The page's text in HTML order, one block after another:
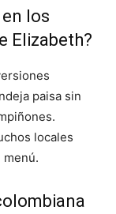
los
Elizabeth?
paisa sin
locales
menú.